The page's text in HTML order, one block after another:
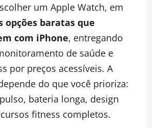
um Apple Watch, em
opções baratas que
com iPhone, entregando
de saúde e
por preços acessíveis. A
do que você prioriza:
bateria longa, design
fitness completos.